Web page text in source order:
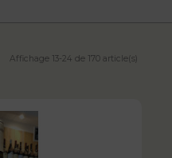
Affichage 13-24 de 170 article(s)